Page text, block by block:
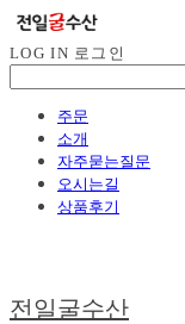
LOG IN 로그인
주문
소개
자주묻는질문
오시는길
상품후기
전일굴수산